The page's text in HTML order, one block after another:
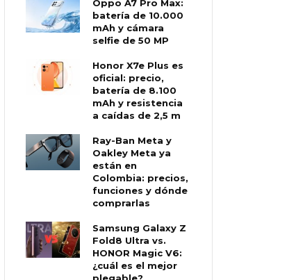
Oppo A7 Pro Max:
batería de 10.000
mAh y cámara
selfie de 50 MP
Honor X7e Plus es
oficial: precio,
batería de 8.100
mAh y resistencia
a caídas de 2,5 m
Ray-Ban Meta y
Oakley Meta ya
están en
Colombia: precios,
funciones y dónde
comprarlas
Samsung Galaxy Z
Fold8 Ultra vs.
HONOR Magic V6:
¿cuál es el mejor